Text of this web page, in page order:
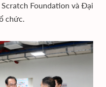
Foundation và Đại
chức.